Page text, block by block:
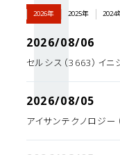
2026年 2025年 2024
2026/08/06
セルシス（3663）イニ
2026/08/05
アイサンテクノロジー